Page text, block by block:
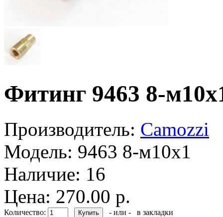
Фитинг 9463 8-
Производитель: Camozzi
Модель: 9463 8-м10х1
Наличие: 16
Цена: 270.00 р.
Количество: - или -
в закладки